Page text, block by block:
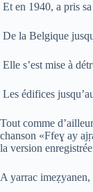
Et en 1940, a pris
De la Belgique
Elle s’est mise à
Les édifices
Tout comme
chanson «Ffeɣ ay ajṛ
la version
A yarrac imeẓyanen,